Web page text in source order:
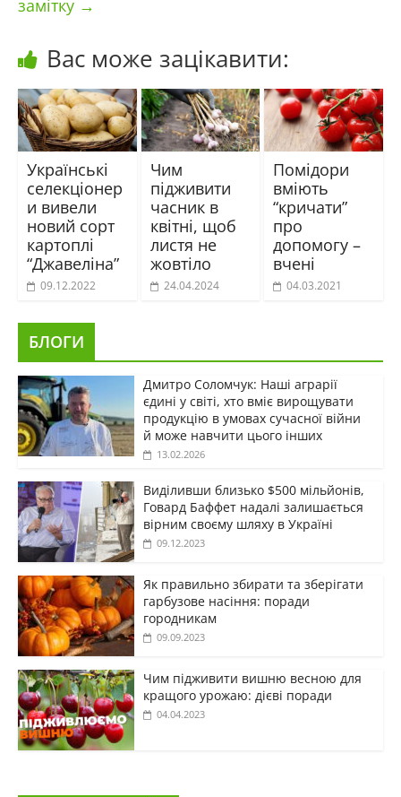
замітку →
Вас може зацікавити:
Українські
селекціонер
и вивели
новий сорт
картоплі
“Джавеліна”
09.12.2022
Чим
підживити
часник в
квітні, щоб
листя не
жовтіло
24.04.2024
Помідори
вміють
“кричати”
про
допомогу –
вчені
04.03.2021
БЛОГИ
Дмитро Соломчук: Наші аграрії
єдині у світі, хто вміє вирощувати
продукцію в умовах сучасної війни
й може навчити цього інших
13.02.2026
Виділивши близько $500 мільйонів,
Говард Баффет надалі залишається
вірним своєму шляху в Україні
09.12.2023
Як правильно збирати та зберігати
гарбузове насіння: поради
городникам
09.09.2023
Чим підживити вишню весною для
кращого урожаю: дієві поради
04.04.2023